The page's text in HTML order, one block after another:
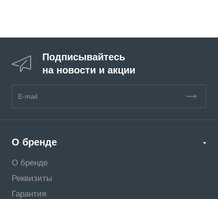
Подписывайтесь
на новости и акции
О бренде
О бренде
Реквизиты
Гарантия